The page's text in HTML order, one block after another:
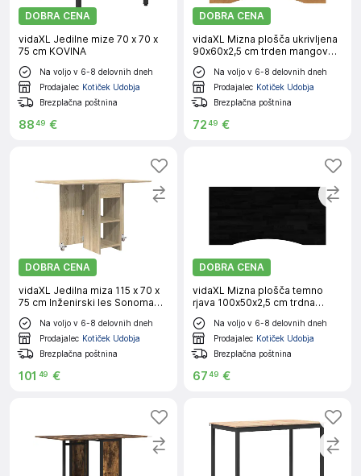
DOBRA CENA
vidaXL Jedilne mize 70 x 70 x
75 cm KOVINA
Na voljo v 6-8 delovnih dneh
Prodajalec Kotiček Udobja
Brezplačna poštnina
8849 €
DOBRA CENA
vidaXL Mizna plošča ukrivljena
90x60x2,5 cm trden mangov
les
Na voljo v 6-8 delovnih dneh
Prodajalec Kotiček Udobja
Brezplačna poštnina
7249 €
DOBRA CENA
vidaXL Jedilna miza 115 x 70 x
75 cm Inženirski les Sonoma
hrast
Na voljo v 6-8 delovnih dneh
Prodajalec Kotiček Udobja
Brezplačna poštnina
101 49 €
DOBRA CENA
vidaXL Mizna plošča temno
rjava 100x50x2,5 cm trdna
hrastovina
Na voljo v 6-8 delovnih dneh
Prodajalec Kotiček Udobja
Brezplačna poštnina
6749 €